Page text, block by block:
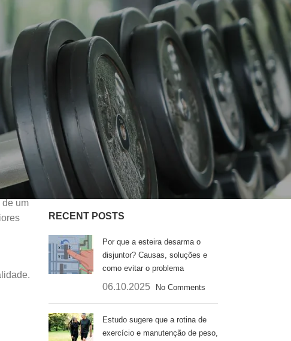
com
é
a
de um
CATEGORIAS
Alimentação Saudável
Dicas de Manutenção
Dicas de Treino
Felicidade
Motivação Fitness
Produtos Fitness
Sem categoria
RECENT POSTS
Por que a esteira desarma o
disjuntor? Causas, soluções e
como evitar o problema
06.10.2025 No Comments
Estudo sugere que a rotina de
exercício e manutenção de peso,